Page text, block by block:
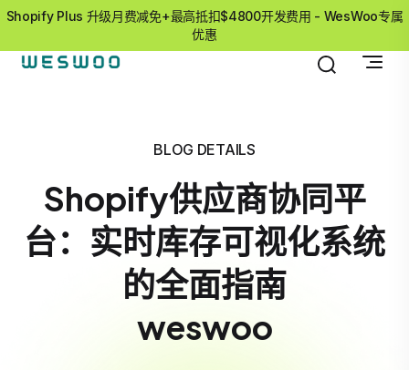
Shopify Plus 升级月费减免+最高抵扣$4800开发费用 - WesWoo专属
优惠
BLOG DETAILS
Shopify供应商协同平
台：实时库存可视化系统
的全面指南
weswoo